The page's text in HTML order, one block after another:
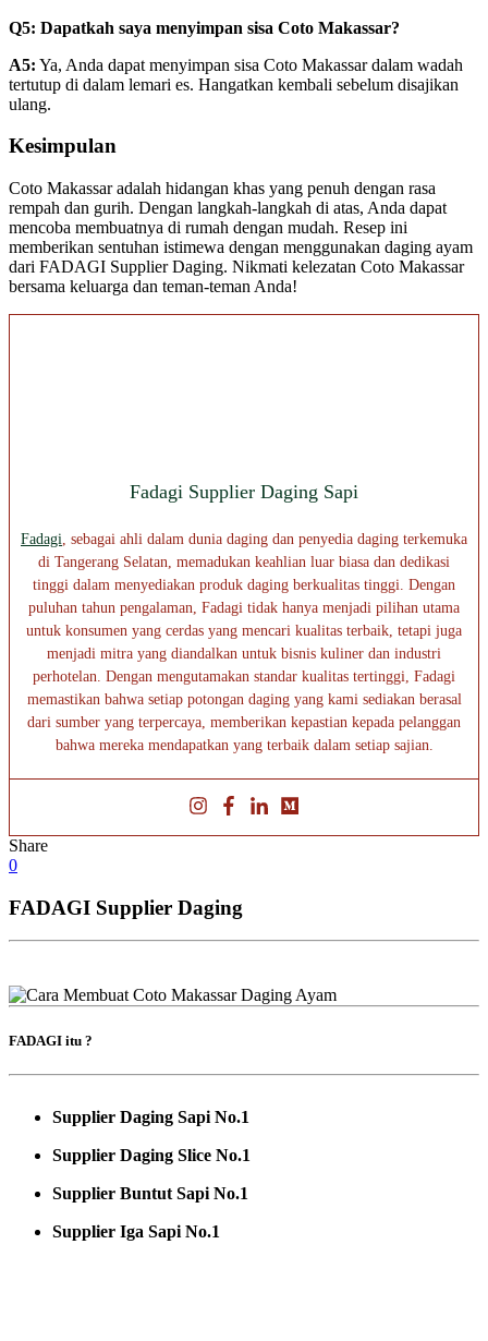
Q5: Dapatkah saya menyimpan sisa Coto Makassar?
A5: Ya, Anda dapat menyimpan sisa Coto Makassar dalam wadah
tertutup di dalam lemari es. Hangatkan kembali sebelum disajikan
ulang.
Kesimpulan
Coto Makassar adalah hidangan khas yang penuh dengan rasa
rempah dan gurih. Dengan langkah-langkah di atas, Anda dapat
mencoba membuatnya di rumah dengan mudah. Resep ini
memberikan sentuhan istimewa dengan menggunakan daging ayam
dari FADAGI Supplier Daging. Nikmati kelezatan Coto Makassar
bersama keluarga dan teman-teman Anda!
Fadagi Supplier Daging Sapi
Fadagi, sebagai ahli dalam dunia daging dan penyedia daging terkemuka
di Tangerang Selatan, memadukan keahlian luar biasa dan dedikasi
tinggi dalam menyediakan produk daging berkualitas tinggi. Dengan
puluhan tahun pengalaman, Fadagi tidak hanya menjadi pilihan utama
untuk konsumen yang cerdas yang mencari kualitas terbaik, tetapi juga
menjadi mitra yang diandalkan untuk bisnis kuliner dan industri
perhotelan. Dengan mengutamakan standar kualitas tertinggi, Fadagi
memastikan bahwa setiap potongan daging yang kami sediakan berasal
dari sumber yang terpercaya, memberikan kepastian kepada pelanggan
bahwa mereka mendapatkan yang terbaik dalam setiap sajian.
Share
0
FADAGI Supplier Daging
FADAGI itu ?
Supplier Daging Sapi No.1
Supplier Daging Slice No.1
Supplier Buntut Sapi No.1
Supplier Iga Sapi No.1